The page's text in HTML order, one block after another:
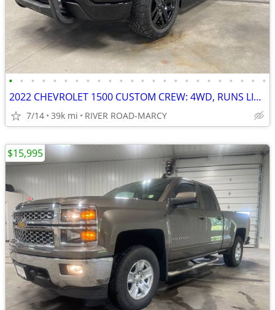
• • • • • • • • • • • • • • • • • • • • • • • •
2022 CHEVROLET 1500 CUSTOM CREW: 4WD, RUNS LIKE NEW, 4 CYL, BEAUTIFUL!
7/14 39k mi RIVER ROAD-MARCY
$15,995